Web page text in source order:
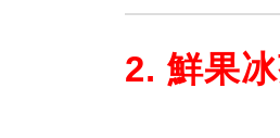
2. 鮮果